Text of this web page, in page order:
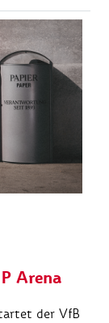
Arena
der VfB